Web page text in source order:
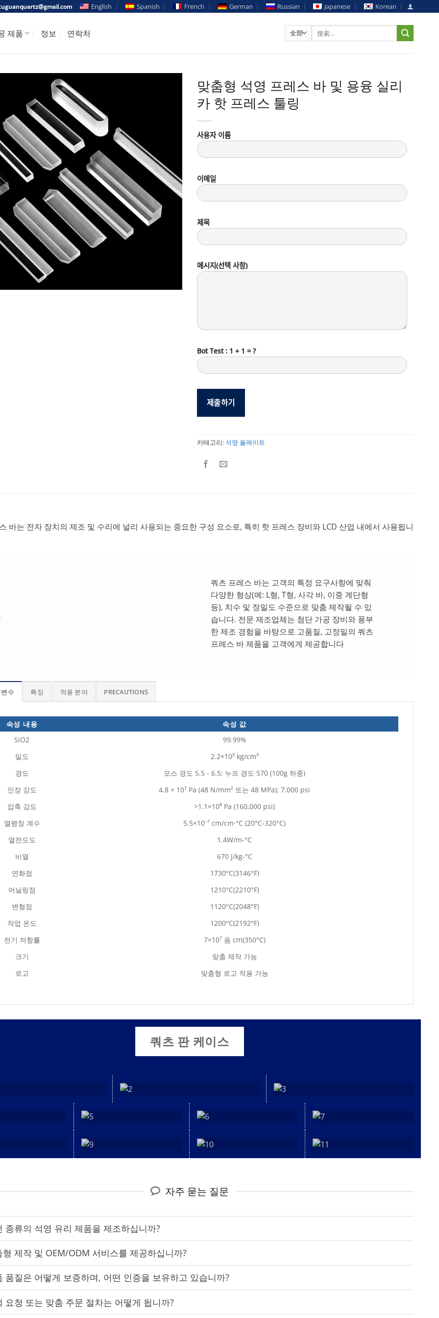
English Spanish French German Russian Japanese Korean
제품 정보 연락처
索：
맞춤형 석영 프레스 바 및 용융 실리
카 핫 프레스 툴링
사용자 이름
이메일
제목
메시지(선택 사항)
Bot Test : 1 + 1 = ?
카테고리: 석영 플레이트
바는 전자 장치의 제조 및 수리에 널리 사용되는 중요한 구성 요소로, 특히 핫 프레스 장비와 LCD 산업 내에서 사용됩니
쿼츠 프레스 바는 고객의 특정 요구사항에 맞춰
다양한 형상(예: L형, T형, 사각 바, 이중 계단형
등), 치수 및 정밀도 수준으로 맞춤 제작될 수 있
습니다. 전문 제조업체는 첨단 가공 장비와 풍부
한 제조 경험을 바탕으로 고품질, 고정밀의 쿼츠
프레스 바 제품을 고객에게 제공합니다
수 특징 적용 분야 PRECAUTIONS
속성 내용
속성 값
SiO2
99.99%
밀도
2.2×10³ kg/cm³
경도
모스 경도 5.5 - 6.5; 누프 경도 570 (100g 하중)
인장 강도
4.8 × 10⁷ Pa (48 N/mm² 또는 48 MPa); 7,000 psi
압축 강도
>1.1×10⁹ Pa (160,000 psi)
열팽창 계수
5.5×10⁻⁷ cm/cm·°C (20°C-320°C)
열전도도
1.4W/m-°C
비열
670 J/kg-°C
연화점
1730°C(3146°F)
어닐링점
1210°C(2210°F)
변형점
1120°C(2048°F)
작업 온도
1200°C(2192°F)
전기 저항률
7×10⁷ 옴 cm(350°C)
크기
맞춤 제작 가능
로고
맞춤형 로고 적용 가능
쿼츠 판 케이스
자주 묻는 질문
종류의 석영 유리 제품을 제조하십니까?
형 제작 및 OEM/ODM 서비스를 제공하십니까?
품질은 어떻게 보증하며, 어떤 인증을 보유하고 있습니까?
요청 또는 맞춤 주문 절차는 어떻게 됩니까?